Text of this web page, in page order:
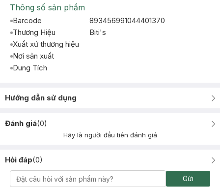
Thông số sản phẩm
Barcode
893456991044401370
Thương Hiệu
Biti's
Xuất xứ thương hiệu
Nơi sản xuất
Dung Tích
Hướng dẫn sử dụng
Đánh giá(0)
Hãy là người đầu tiên đánh giá
Hỏi đáp(0)
Gửi